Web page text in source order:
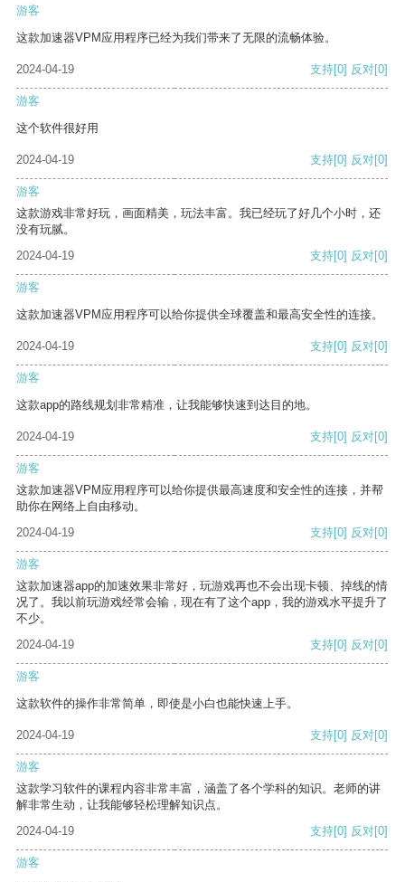
游客
这款加速器VPM应用程序已经为我们带来了无限的流畅体验。
2024-04-19 支持[0] 反对[0]
游客
这个软件很好用
2024-04-19 支持[0] 反对[0]
游客
这款游戏非常好玩，画面精美，玩法丰富。我已经玩了好几个小时，还
没有玩腻。
2024-04-19
支持[0] 反对[0]
游客
这款加速器VPM应用程序可以给你提供全球覆盖和最高安全性的连接。
2024-04-19 支持[0] 反对[0]
游客
这款app的路线规划非常精准，让我能够快速到达目的地。
2024-04-19 支持[0] 反对[0]
游客
这款加速器VPM应用程序可以给你提供最高速度和安全性的连接，并帮
助你在网络上自由移动。
2024-04-19
支持[0] 反对[0]
游客
这款加速器app的加速效果非常好，玩游戏再也不会出现卡顿、掉线的情
况了。我以前玩游戏经常会输，现在有了这个app，我的游戏水平提升了
不少。
2024-04-19
支持[0] 反对[0]
游客
这款软件的操作非常简单，即使是小白也能快速上手。
2024-04-19 支持[0] 反对[0]
游客
这款学习软件的课程内容非常丰富，涵盖了各个学科的知识。老师的讲
解非常生动，让我能够轻松理解知识点。
2024-04-19
支持[0] 反对[0]
游客